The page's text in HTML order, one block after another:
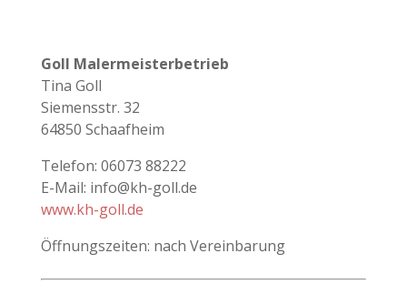
Goll Malermeisterbetrieb
Tina Goll
Siemensstr. 32
64850 Schaafheim
Telefon: 06073 88222
E-Mail: info@kh-goll.de
www.kh-goll.de
Öffnungszeiten: nach Vereinbarung